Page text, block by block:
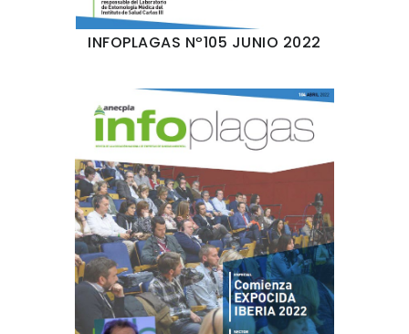
INFOPLAGAS Nº105 JUNIO 2022